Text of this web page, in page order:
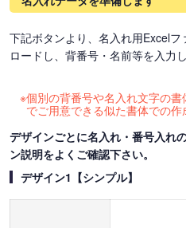
下記ボタンより、名入れ用Excel
ロードし、背番号・名前等を入力
個別の背番号や名入れ文字の
でご用意できる似た書体での作
デザインごとに名入れ・番号入れ
ン説明をよくご確認下さい。
デザイン1【シンプル】